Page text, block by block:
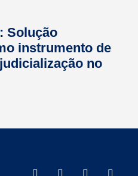
Solução
instrumento de
no